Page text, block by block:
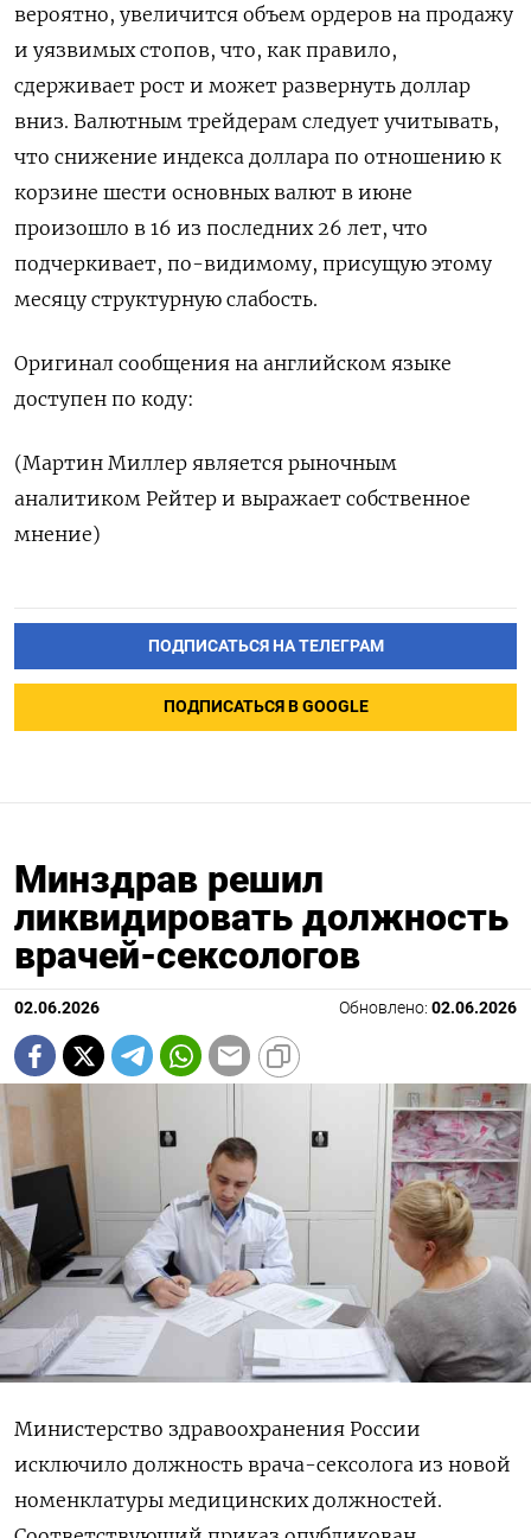
вероятно, увеличится объем ордеров на продажу
и уязвимых стопов, что, как правило,
сдерживает рост и может развернуть доллар
вниз. Валютным трейдерам следует учитывать,
что снижение индекса доллара по отношению ​к
корзине ⁠шести основных валют в июне
произошло в 16 из последних 26 ‌лет, что
подчеркивает, по-видимому, присущую этому
месяцу ‌структурную слабость.
Оригинал сообщения на английском языке
доступен ​по коду:
(Мартин Миллер является рыночным
аналитиком ‌Рейтер и выражает собственное
мнение)
ПОДПИСАТЬСЯ НА ТЕЛЕГРАМ
ПОДПИСАТЬСЯ В GOOGLE
Минздрав решил
ликвидировать должность
врачей-сексологов
02.06.2026 Обновлено: 02.06.2026
Министерство здравоохранения России
исключило должность врача-сексолога из новой
номенклатуры медицинских должностей.